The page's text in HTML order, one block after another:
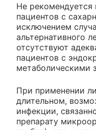
Не
пациентов с
исключением
альтернативного
отсутствуют
пациентов с
метаболическими
При применении
длительном,
инфекции,
препарату